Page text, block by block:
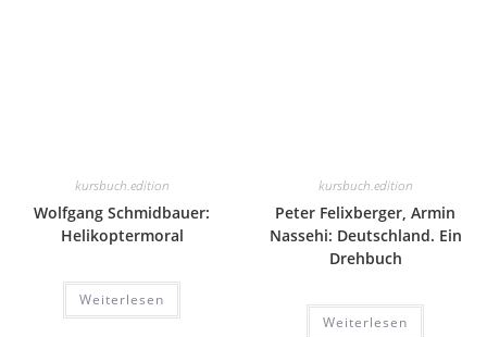
kursbuch.edition
Wolfgang Schmidbauer:
Helikoptermoral
Weiterlesen
kursbuch.edition
Peter Felixberger, Armin
Nassehi: Deutschland. Ein
Drehbuch
Weiterlesen